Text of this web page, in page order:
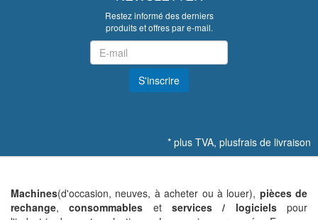
Restez informé des derniers
produits et offres par e-mail.
S'inscrire
* plus TVA, plusfrais de livraison
Machines(d'occasion, neuves, à acheter ou à louer), pièces de
rechange,consommables etservices / logicielspour